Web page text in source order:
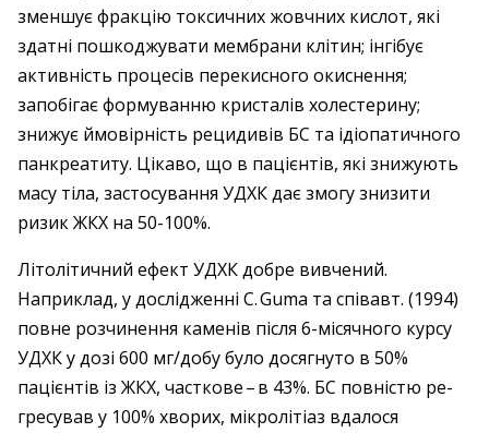
зменшує фракцію токсичних жовчних кислот, які
здатні пошкоджувати мемб­рани клітин; інгібує
активність процесів перекисного окиснення;
запобігає формуванню кристалів холестерину;
знижує ймовірність рецидивів БС та ідіопатичного
панкреатиту. Цікаво, що в пацієнтів, які знижують
масу тіла, застосування УДХК дає змогу знизити
ризик ЖКХ на 50-100%.
Літолітичний ефект УДХК добре вивчений.
Наприклад, у дослідженні C. Guma та співавт. (1994)
повне розчинення каменів після 6-місячного курсу
УДХК у дозі 600 мг/добу було досягнуто в 50%
пацієнтів із ЖКХ, часткове – ​в 43%. БС повністю ре­
гресував у 100% хворих, мікролітіаз вдалося